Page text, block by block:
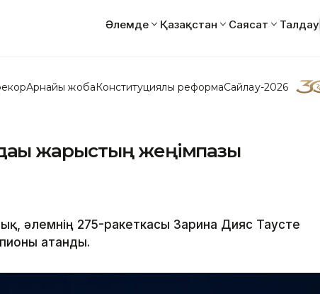
Әлемде Қазақстан Саясат Талдау
Арнайы жобаКонституциялық реформаСайлау-2026
жарыстың жеңімпазы
әлемнің 275-ракеткасы Зарина Дияс Таусте
атанды.